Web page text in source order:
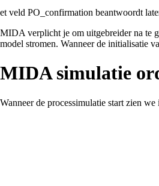
et veld PO_confirmation beantwoordt
MIDA verplicht je om uitgebreider na te
model stromen. Wanneer de initialisatie
MIDA simulatie
Wanneer de processimulatie start zien